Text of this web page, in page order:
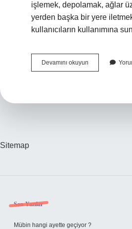
işlemek, depolamak, ağlar
yerden başka bir yere
kullanıcıların kullanımına
Devamını okuyun Bilişimde
Neler
Sitemap
Sidebar
Son Yazılar
Mübin hangi ayette geçiyor ?